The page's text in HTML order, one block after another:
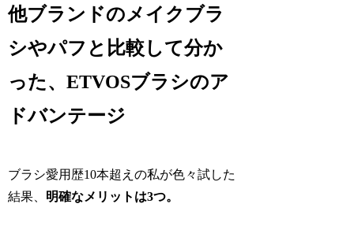
他ブランドのメイクブラ
シやパフと比較して分か
った、ETVOSブラシのア
ドバンテージ
ブラシ愛用歴10本超えの私が色々試した
結果、 明確なメリットは3つ。